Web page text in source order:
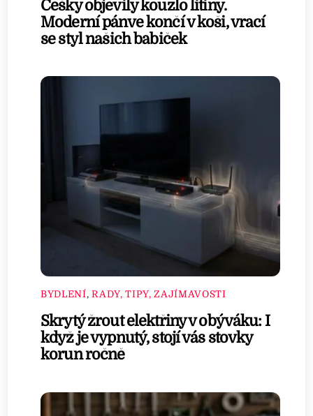
Češky objevily kouzlo litiny.
Moderní pánve končí v koši, vrací
se styl našich babiček
BYDLENÍ,RADY, TIPY, ZAJÍMAVOSTI
Skrytý žrout elektřiny v obýváku: I
když je vypnutý, stojí vás stovky
korun ročně